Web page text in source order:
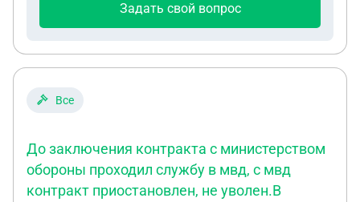
Задать свой вопрос
Все
До заключения контракта с министерством
обороны проходил службу в мвд, с мвд
контракт приостановлен, не уволен.В